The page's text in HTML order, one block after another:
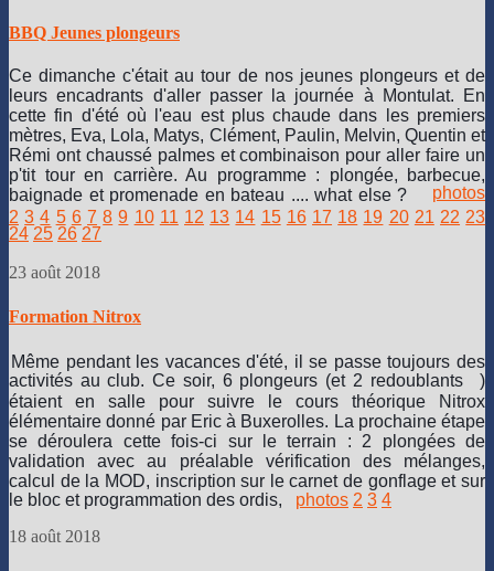
BBQ Jeunes plongeurs
Ce dimanche c'était au tour de nos jeunes plongeurs et de
leurs encadrants d'aller passer la journée à Montulat. En
cette fin d'été où l'eau est plus chaude dans les premiers
mètres, Eva, Lola, Matys, Clément, Paulin, Melvin, Quentin et
Rémi ont chaussé palmes et combinaison pour aller faire un
p'tit tour en carrière. Au programme : plongée, barbecue,
baignade et promenade en bateau .... what else ?
photos
2 3 4 5 6 7 8 9 10 11 12 13 14 15 16 17 18 19 20 21 22 23
24 25 26 27
23 août 2018
Formation Nitrox
Même pendant les vacances d'été, il se passe toujours des
activités au club. Ce soir, 6 plongeurs (et 2 redoublants
)
étaient en salle pour suivre le cours théorique Nitrox
élémentaire donné par Eric à Buxerolles. La prochaine étape
se déroulera cette fois-ci sur le terrain : 2 plongées de
validation avec au préalable vérification des mélanges,
calcul de la MOD, inscription sur le carnet de gonflage et sur
le bloc et programmation des ordis,
photos 2 3 4
18 août 2018